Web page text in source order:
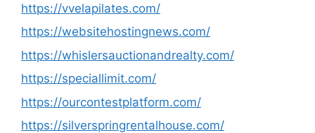
https://vvelapilates.com/
https://websitehostingnews.com/
https://whislersauctionandrealty.com/
https://speciallimit.com/
https://ourcontestplatform.com/
https://silverspringrentalhouse.com/